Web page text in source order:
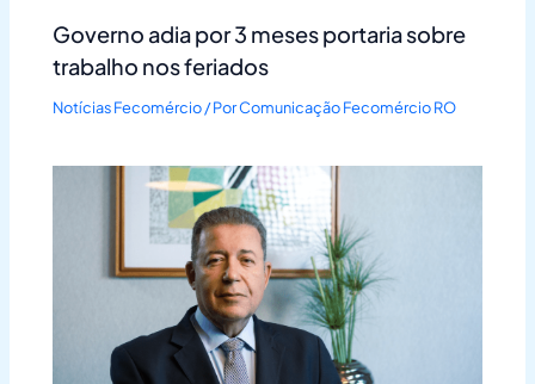
Governo adia por 3 meses portaria sobre
trabalho nos feriados
Notícias Fecomércio/ PorComunicação Fecomércio RO